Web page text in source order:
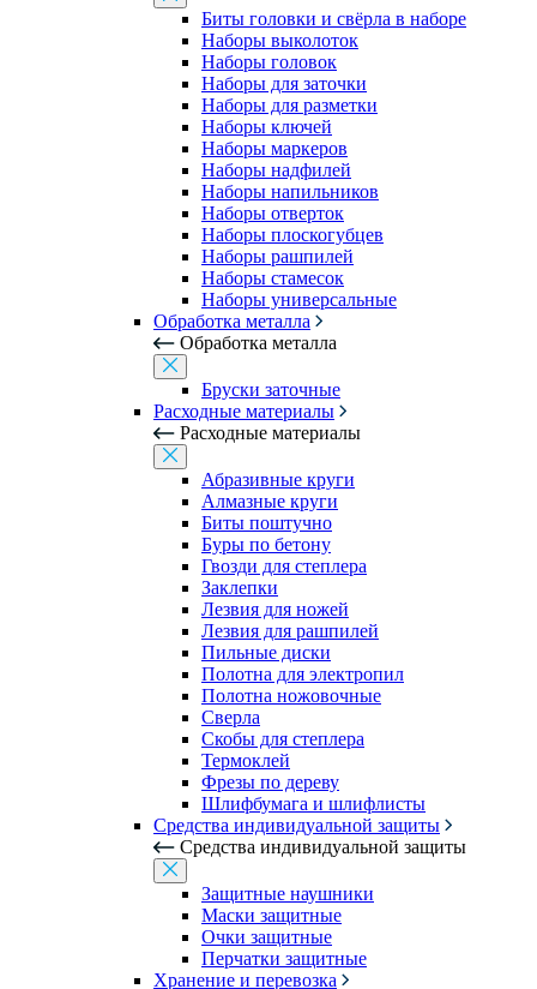
Биты головки и свёрла в наборе
Наборы выколоток
Наборы головок
Наборы для заточки
Наборы для разметки
Наборы ключей
Наборы маркеров
Наборы надфилей
Наборы напильников
Наборы отверток
Наборы плоскогубцев
Наборы рашпилей
Наборы стамесок
Наборы универсальные
Обработка металла
Обработка металла
Бруски заточные
Расходные материалы
Расходные материалы
Абразивные круги
Алмазные круги
Биты поштучно
Буры по бетону
Гвозди для степлера
Заклепки
Лезвия для ножей
Лезвия для рашпилей
Пильные диски
Полотна для электропил
Полотна ножовочные
Сверла
Скобы для степлера
Термоклей
Фрезы по дереву
Шлифбумага и шлифлисты
Средства индивидуальной защиты
Средства индивидуальной защиты
Защитные наушники
Маски защитные
Очки защитные
Перчатки защитные
Хранение и перевозка